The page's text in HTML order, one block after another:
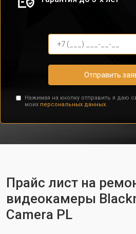
Отправить
Нажимая на кнопку отправить я даю
моих персональных данных.
Прайс лист на
видеокамеры
Camera PL